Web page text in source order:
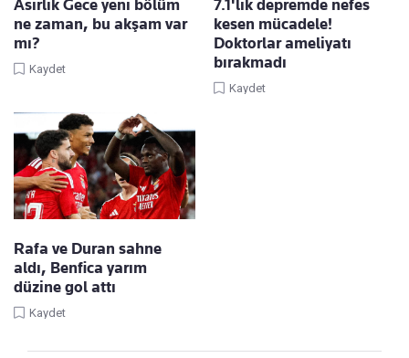
Asırlık Gece yeni bölüm
ne zaman, bu akşam var
mı?
Kaydet
7.1'lik depremde nefes
kesen mücadele!
Doktorlar ameliyatı
bırakmadı
Kaydet
Rafa ve Duran sahne
aldı, Benfica yarım
düzine gol attı
Kaydet